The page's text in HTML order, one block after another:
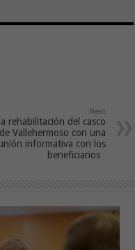
Next
rehabilitación del casco
Vallehermoso con una
informativa con los
beneficiarios